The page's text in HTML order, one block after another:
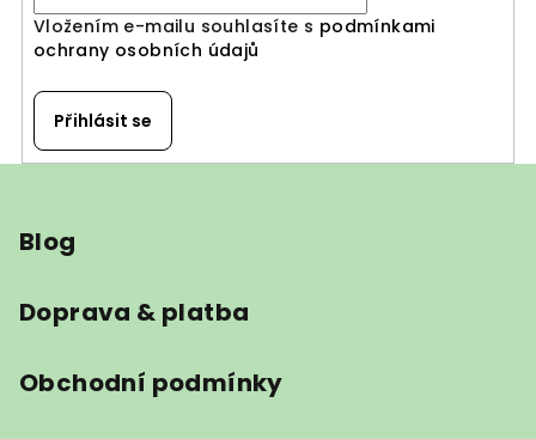
Vložením e-mailu souhlasíte s podmínkami
ochrany osobních údajů
Přihlásit se
Blog
Doprava & platba
Obchodní podmínky